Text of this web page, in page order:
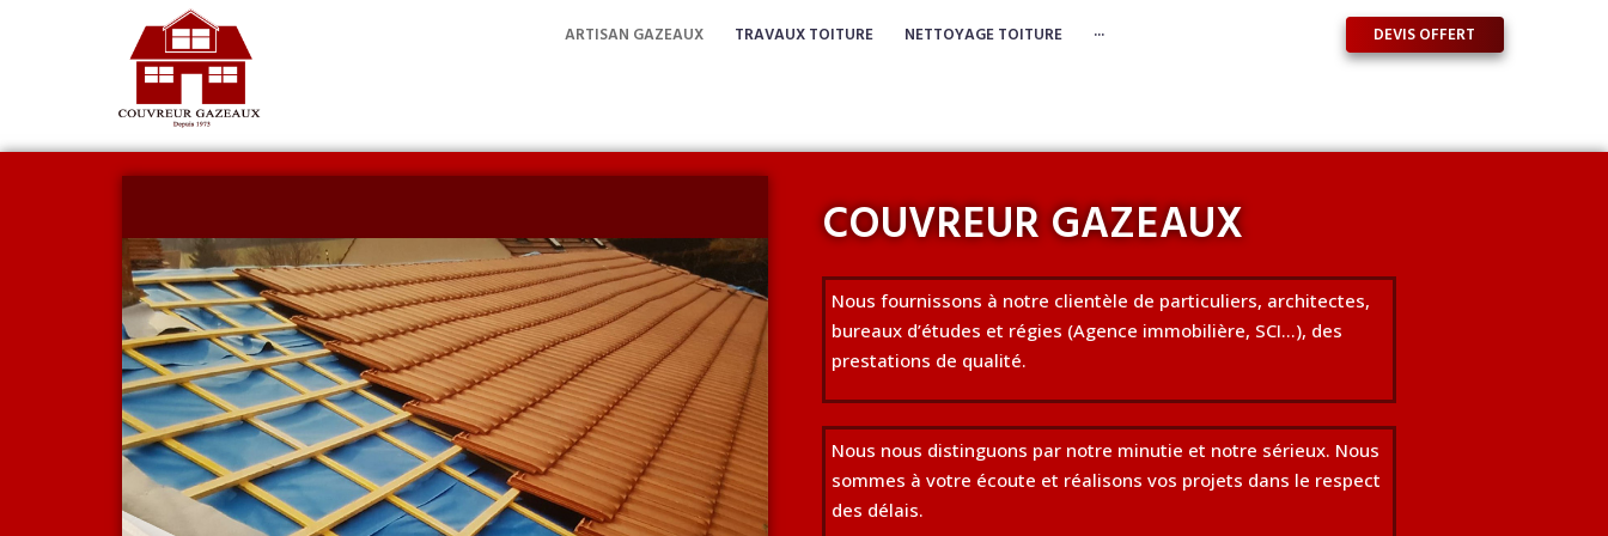
ARTISAN GAZEAUX TRAVAUX TOITURE NETTOYAGE TOITURE ··· DEVIS OFFERT
COUVREUR GAZEAUX
Nous fournissons à notre clientèle de particuliers, architectes,
bureaux d’études et régies (Agence immobilière, SCI…), des
prestations de qualité.
Nous nous distinguons par notre minutie et notre sérieux. Nous
sommes à votre écoute et réalisons vos projets dans le respect
des délais.